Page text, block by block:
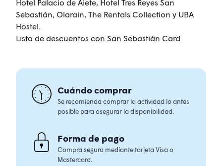
Hotel Palacio de Aiete, Hotel Tres Reyes San
Sebastián, Olarain, The Rentals Collection y UBA
Hostel.
Lista de descuentos con San Sebastián Card
Cuándo comprar
Se recomienda comprar la actividad lo antes
posible para asegurar la disponibilidad.
Forma de pago
Compra segura mediante tarjeta Visa o
Mastercard.